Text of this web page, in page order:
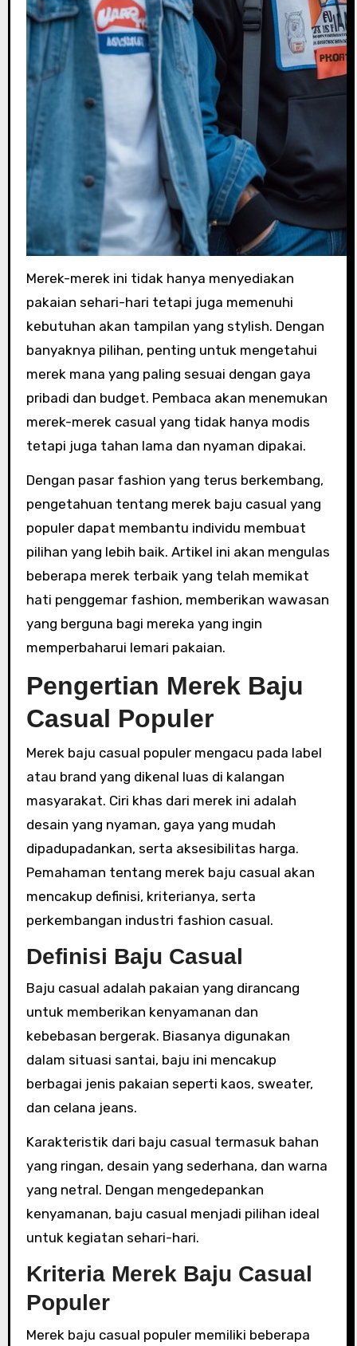
Merek-merek ini tidak hanya menyediakan
pakaian sehari-hari tetapi juga memenuhi
kebutuhan akan tampilan yang stylish. Dengan
banyaknya pilihan, penting untuk mengetahui
merek mana yang paling sesuai dengan gaya
pribadi dan budget. Pembaca akan menemukan
merek-merek casual yang tidak hanya modis
tetapi juga tahan lama dan nyaman dipakai.
Dengan pasar fashion yang terus berkembang,
pengetahuan tentang merek baju casual yang
populer dapat membantu individu membuat
pilihan yang lebih baik. Artikel ini akan mengulas
beberapa merek terbaik yang telah memikat
hati penggemar fashion, memberikan wawasan
yang berguna bagi mereka yang ingin
memperbaharui lemari pakaian.
Pengertian Merek Baju
Casual Populer
Merek baju casual populer mengacu pada label
atau brand yang dikenal luas di kalangan
masyarakat. Ciri khas dari merek ini adalah
desain yang nyaman, gaya yang mudah
dipadupadankan, serta aksesibilitas harga.
Pemahaman tentang merek baju casual akan
mencakup definisi, kriterianya, serta
perkembangan industri fashion casual.
Definisi Baju Casual
Baju casual adalah pakaian yang dirancang
untuk memberikan kenyamanan dan
kebebasan bergerak. Biasanya digunakan
dalam situasi santai, baju ini mencakup
berbagai jenis pakaian seperti kaos, sweater,
dan celana jeans.
Karakteristik dari baju casual termasuk bahan
yang ringan, desain yang sederhana, dan warna
yang netral. Dengan mengedepankan
kenyamanan, baju casual menjadi pilihan ideal
untuk kegiatan sehari-hari.
Kriteria Merek Baju Casual
Populer
Merek baju casual populer memiliki beberapa